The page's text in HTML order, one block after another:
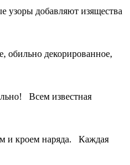
узоры добавляют изящества
обильно декорированное,
Всем известная
и кроем наряда. Каждая